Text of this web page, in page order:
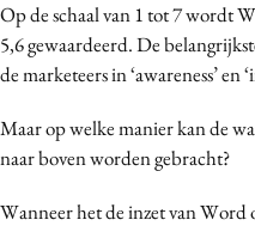
Op de schaal van 1 tot 7 wordt
5,6 gewaardeerd. De
de marketeers in ‘awareness’ en
Maar op welke manier kan de
naar boven worden gebracht?
Wanneer het de inzet van